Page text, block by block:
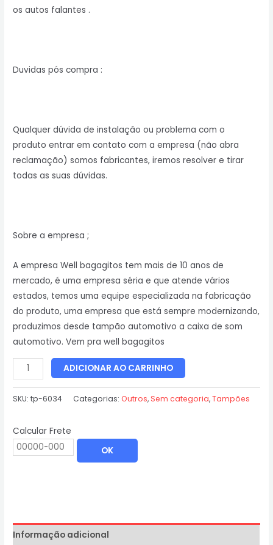
os autos falantes .
Duvidas pós compra :
Qualquer dúvida de instalação ou problema com o
produto entrar em contato com a empresa (não abra
reclamação) somos fabricantes, iremos resolver e tirar
todas as suas dúvidas.
Sobre a empresa ;
A empresa Well bagagitos tem mais de 10 anos de
mercado, é uma empresa séria e que atende vários
estados, temos uma equipe especializada na fabricação
do produto, uma empresa que está sempre modernizando,
produzimos desde tampão automotivo a caixa de som
automotivo. Vem pra well bagagitos
ADICIONAR AO CARRINHO
SKU:tp-6034 Categorias:Outros, Sem categoria,Tampões
Calcular Frete
OK
Informação adicional